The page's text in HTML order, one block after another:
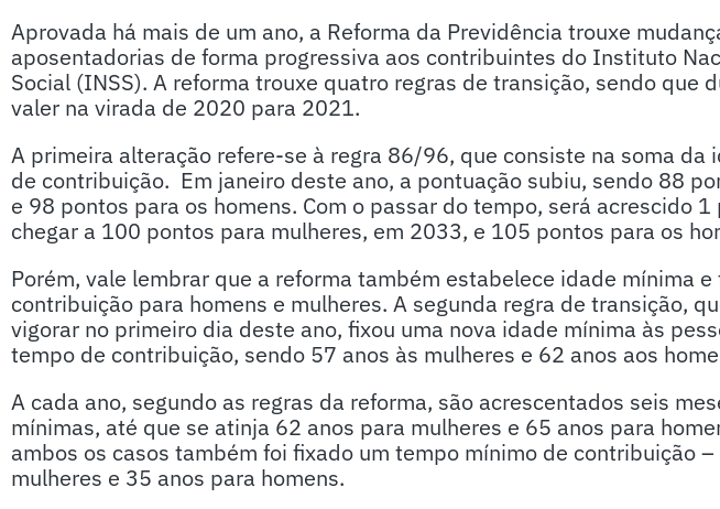
Aprovada há mais de um ano, a Reforma da Previdência trouxe
aposentadorias de forma progressiva aos contribuintes do Instituto
Social (INSS). A reforma trouxe quatro regras de transição, sendo que
valer na virada de 2020 para 2021.
A primeira alteração refere-se à regra 86/96, que consiste na soma da
de contribuição. Em janeiro deste ano, a pontuação subiu, sendo 88
e 98 pontos para os homens. Com o passar do tempo, será acrescido
chegar a 100 pontos para mulheres, em 2033, e 105 pontos para os
Porém, vale lembrar que a reforma também estabelece idade mínima
contribuição para homens e mulheres. A segunda regra de transição,
vigorar no primeiro dia deste ano, fixou uma nova idade mínima às
tempo de contribuição, sendo 57 anos às mulheres e 62 anos aos
A cada ano, segundo as regras da reforma, são acrescentados seis
mínimas, até que se atinja 62 anos para mulheres e 65 anos para
ambos os casos também foi fixado um tempo mínimo de contribuição
mulheres e 35 anos para homens.